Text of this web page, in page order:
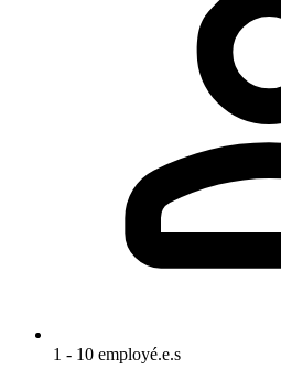
1 - 10 employé.e.s